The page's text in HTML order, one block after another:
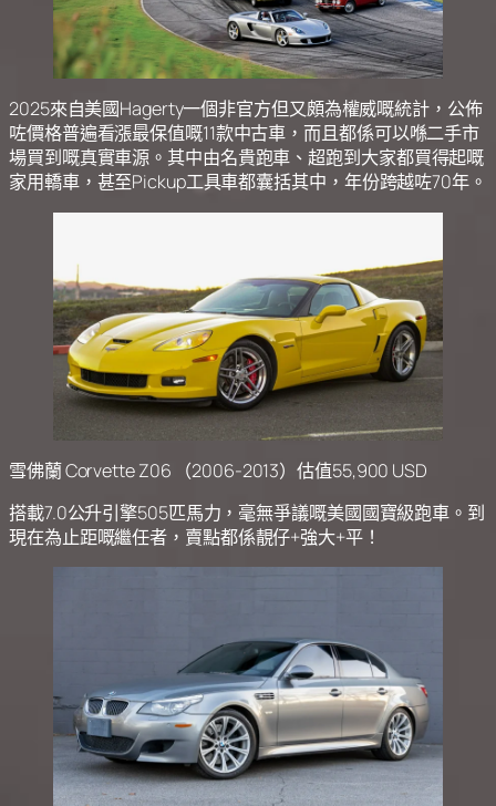
2025來自美國Hagerty一個非官方但又頗為權威嘅統計，公佈
咗價格普遍看漲最保值嘅11款中古車，而且都係可以喺二手市
場買到嘅真實車源。其中由名貴跑車、超跑到大家都買得起嘅
家用轎車，甚至Pickup工具車都囊括其中，年份跨越咗70年。
雪佛蘭 Corvette Z06 （2006-2013）估值55,900 USD
搭載7.0公升引擎505匹馬力，毫無爭議嘅美國國寶級跑車。到
現在為止距嘅繼任者，賣點都係靚仔+強大+平！